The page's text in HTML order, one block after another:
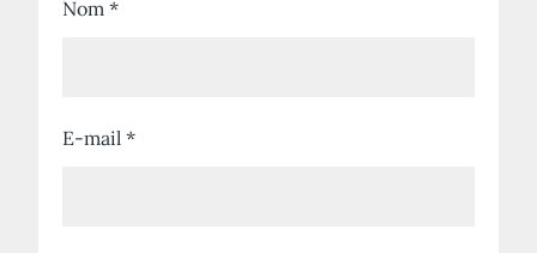
Nom*
E-mail*